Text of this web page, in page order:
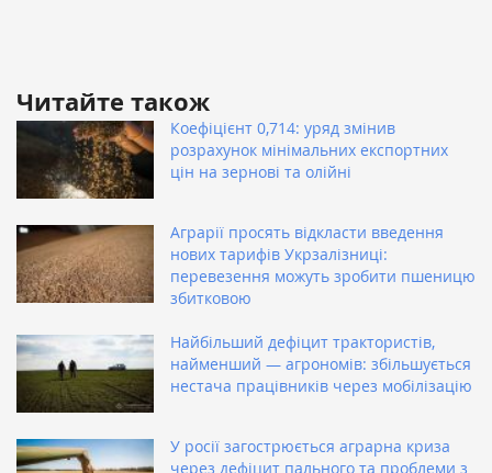
Читайте також
Коефіцієнт 0,714: уряд змінив
розрахунок мінімальних експортних
цін на зернові та олійні
Аграрії просять відкласти введення
нових тарифів Укрзалізниці:
перевезення можуть зробити пшеницю
збитковою
Найбільший дефіцит трактористів,
найменший — агрономів: збільшується
нестача працівників через мобілізацію
У росії загострюється аграрна криза
через дефіцит пального та проблеми з